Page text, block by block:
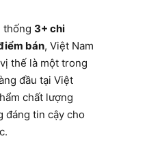
thống 3+ chi
bán, Việt Nam
thế là một trong
đầu tại Việt
chất lượng
đáng tin cậy cho